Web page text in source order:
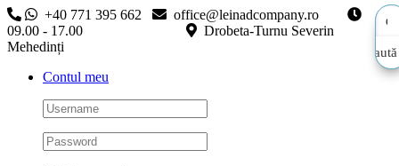
Skip
to
content
+40 771 395 662
office@leinadcompany.ro
09.00 - 17.00
Drobeta-Turnu Severin
Mehedinți
Contul meu
Caută
Caută